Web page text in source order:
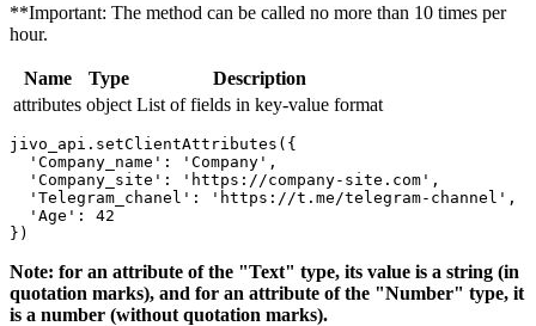
**Important: The method can be called no more than 10 times per
hour.
Name Type
Description
attributes object List of fields in key-value format
jivo_api.setClientAttributes({
  'Company_name': 'Company',
  'Company_site': 'https://company-site.com',
  'Telegram_chanel': 'https://t.me/telegram-channel',
  'Age': 42
Note: for an attribute of the "Text" type, its value is a string (in
quotation marks), and for an attribute of the "Number" type, it
is a number (without quotation marks).